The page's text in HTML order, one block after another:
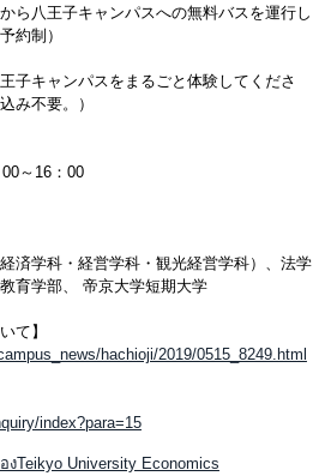
ら八王子キャンパスへの無料バスを運行し
約制）
子キャンパスをまるごと体験してくださ
み不要。）
～16：00
済学科・経営学科・観光経営学科）、法学
育学部、 帝京大学短期大学
て】
hachioji/2019/0515_8249.html
index?para=15
Teikyo University Economics